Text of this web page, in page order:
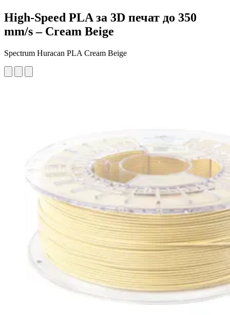
High-Speed PLA за 3D печат до 350
mm/s – Cream Beige
Spectrum Huracan PLA Cream Beige